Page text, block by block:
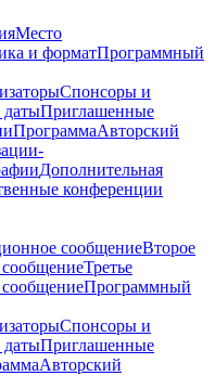
Место
и форматПрограммный
Спонсоры и
Приглашенные
ПрограммаАвторский
Дополнительная
конференции
сообщениеВторое
Третье
Программный
Спонсоры и
Приглашенные
Авторский